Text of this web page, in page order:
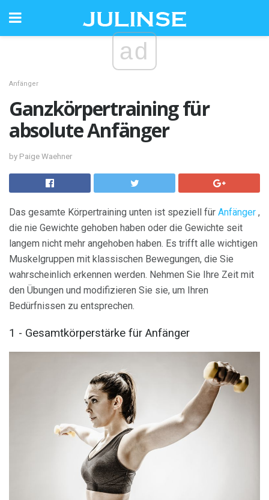
ad
Anfänger
Ganzkörpertraining für
absolute Anfänger
by Paige Waehner
Das gesamte Körpertraining unten ist speziell für Anfänger ,
die nie Gewichte gehoben haben oder die Gewichte seit
langem nicht mehr angehoben haben. Es trifft alle wichtigen
Muskelgruppen mit klassischen Bewegungen, die Sie
wahrscheinlich erkennen werden. Nehmen Sie Ihre Zeit mit
den Übungen und modifizieren Sie sie, um Ihren
Bedürfnissen zu entsprechen.
1 - Gesamtkörperstärke für Anfänger